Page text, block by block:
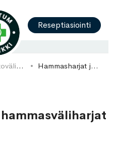
Reseptiasiointi
Suunhoitovälineet ja tarvikkeet Hammasharjat ja hammasväliharjat